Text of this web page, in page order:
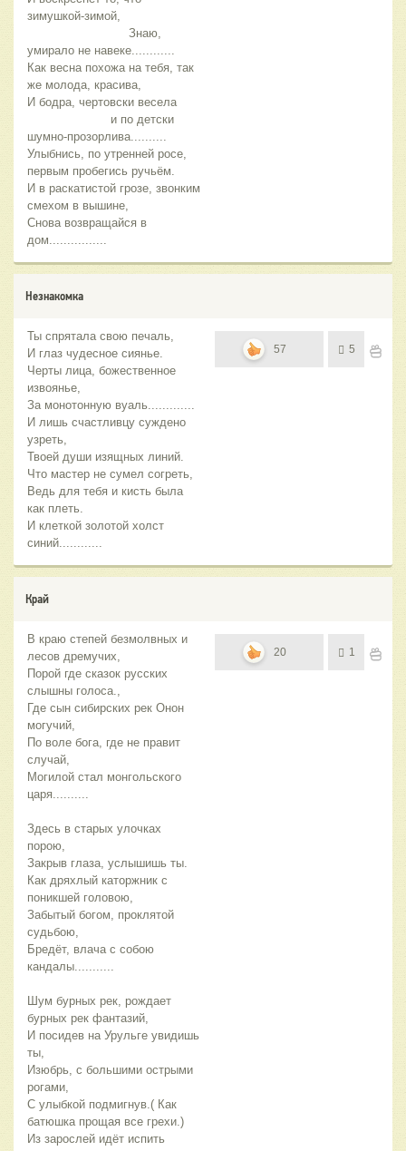
зимушкой-зимой,
Знаю,
умирало не навеке............
Как весна похожа на тебя, так
же молода, красива,
И бодра, чертовски весела
и по детски
шумно-прозорлива..........
Улыбнись, по утренней росе,
первым пробегись ручьём.
И в раскатистой грозе, звонким
смехом в вышине,
Снова возвращайся в
дом................
Незнакомка
Ты спрятала свою печаль,
И глаз чудесное сиянье.
Черты лица, божественное
извоянье,
За монотонную вуаль.............
И лишь счастливцу суждено
узреть,
Твоей души изящных линий.
Что мастер не сумел согреть,
Ведь для тебя и кисть была
как плеть.
И клеткой золотой холст
синий............
57 5
Край
В краю степей безмолвных и
лесов дремучих,
Порой где сказок русских
слышны голоса.,
Где сын сибирских рек Онон
могучий,
По воле бога, где не правит
случай,
Могилой стал монгольского
царя..........
Здесь в старых улочках
порою,
Закрыв глаза, услышишь ты.
Как дряхлый каторжник с
поникшей головою,
Забытый богом, проклятой
судьбою,
Бредёт, влача с собою
кандалы...........
Шум бурных рек, рождает
бурных рек фантазий,
И посидев на Урульге увидишь
ты,
Изюбрь, с большими острыми
рогами,
С улыбкой подмигнув.( Как
батюшка прощая все грехи.)
Из зарослей идёт испить
20 1